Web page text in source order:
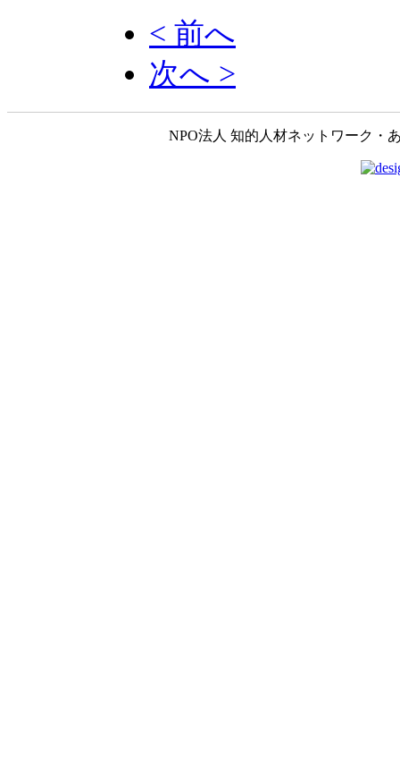
< 前へ
次へ >
NPO法人 知的人材ネットワーク・